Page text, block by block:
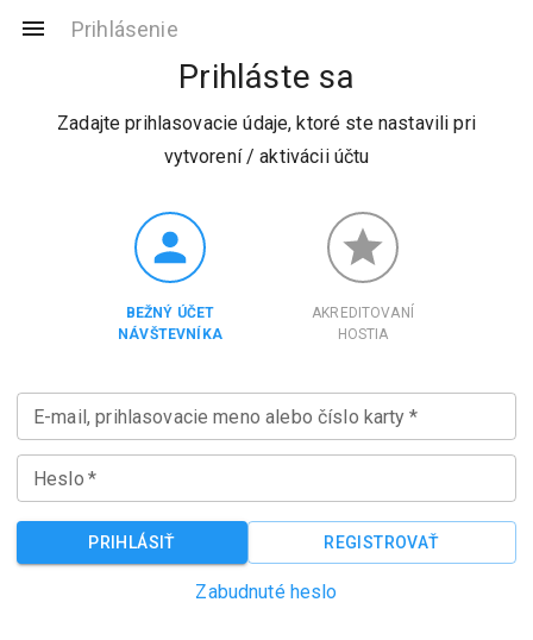
Prihlásenie
Prihláste sa
Zadajte prihlasovacie údaje, ktoré ste nastavili pri
vytvorení / aktivácii účtu
BEŽNÝ ÚČET
NÁVŠTEVNÍKA
AKREDITOVANÍ
HOSTIA
E-mail, prihlasovacie meno alebo číslo karty *
Heslo *
PRIHLÁSIŤ REGISTROVAŤ
Zabudnuté heslo